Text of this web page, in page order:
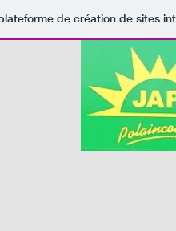
de création de sites